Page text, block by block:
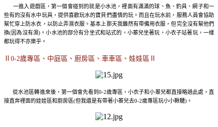
一進入遊戲區，第一個會碰到的就是小水池，裡面有滿滿的球、魚、釣具、網子和一
些有的沒有水中玩具，提供喜歡玩水的寶貝們盡情的玩。而且在玩水前，服務人員會協助
幫忙穿上防水衣，以防止弄濕衣服。基本上那天我雖然有帶備用衣服，但完全沒有幫他們
換(因為沒有濕)。小水池的部分有分坐式和站式的，小蓁兒坐著玩，小衣子站著玩，一樣
都玩得不亦樂乎。
Ⅱ0-2歲專區、中庭區、廚房區、車車區、娃娃區Ⅱ
從水池區轉進來後，第一個會先看到0-2歲專區，小衣子和小蓁兒都直接略過此處，直
接直奔裡面的娃娃區和廚房區(但我還是有帶著小蓁兒去0-2歲專區玩小小鞦韆)。